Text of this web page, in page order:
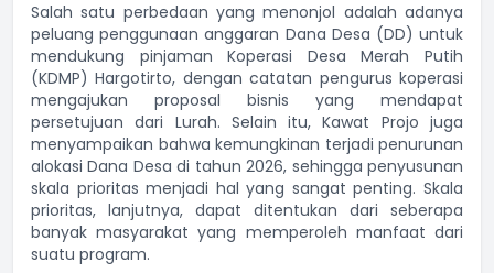
Salah satu perbedaan yang menonjol adalah adanya
peluang penggunaan anggaran Dana Desa (DD) untuk
mendukung pinjaman Koperasi Desa Merah Putih
(KDMP) Hargotirto, dengan catatan pengurus koperasi
mengajukan proposal bisnis yang mendapat
persetujuan dari Lurah. Selain itu, Kawat Projo juga
menyampaikan bahwa kemungkinan terjadi penurunan
alokasi Dana Desa di tahun 2026, sehingga penyusunan
skala prioritas menjadi hal yang sangat penting. Skala
prioritas, lanjutnya, dapat ditentukan dari seberapa
banyak masyarakat yang memperoleh manfaat dari
suatu program.